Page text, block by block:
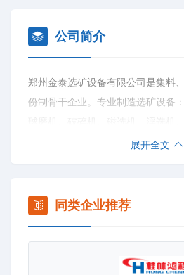
公司简介
郑州金泰选矿设备有限公司是集料
份制骨干企业。专业制造选矿设备
旋分级机、水力旋流器、高频筛、
矿设备、赤铁矿选矿设备、褐铁矿
选矿设备……并且提供选矿技术、
工艺、赤铁矿选矿工艺、褐铁矿选
展开全文
同类企业推荐